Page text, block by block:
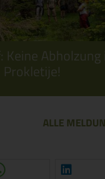
Keine Abholzung
ALLE